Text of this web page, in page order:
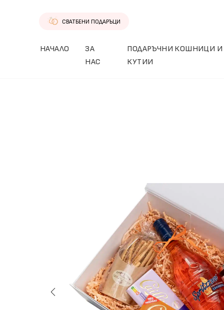
СВАТБЕНИ ПОДАРЪЦИ
НАЧАЛО
ЗА
НАС
ПОДАРЪЧНИ КОШНИЦИ И
КУТИИ